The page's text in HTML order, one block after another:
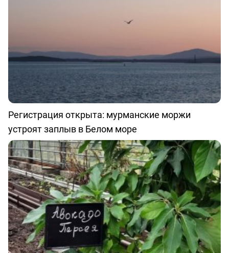
Регистрация открыта: мурманские моржи
устроят заплыв в Белом море